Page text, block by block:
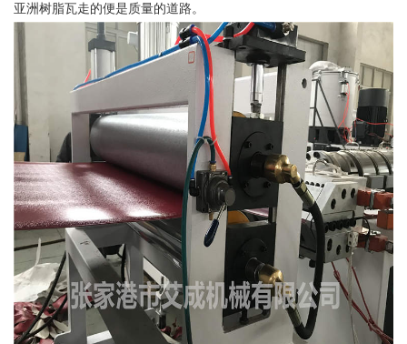
亚洲树脂瓦走的便是质量的道路。